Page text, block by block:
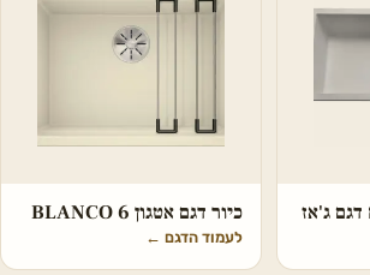
כיור דגם אטגון BLANCO 6
לעמוד הדגם ←